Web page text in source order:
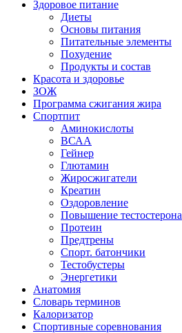
Здоровое питание
Диеты
Основы питания
Питательные элементы
Похудение
Продукты и состав
Красота и здоровье
ЗОЖ
Программа сжигания жира
Спортпит
Аминокислоты
ВСАА
Гейнер
Глютамин
Жиросжигатели
Креатин
Оздоровление
Повышение тестостерона
Протеин
Предтрены
Спорт. батончики
Тестобустеры
Энергетики
Анатомия
Словарь терминов
Калоризатор
Спортивные соревнования